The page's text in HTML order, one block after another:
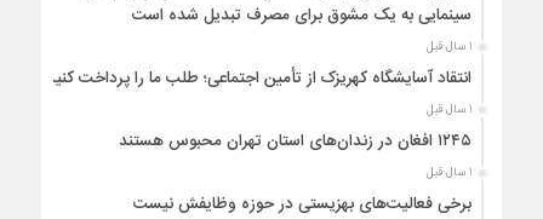
سینمایی به یک مشوق برای مصرف تبدیل شده است
1 سال قبل
انتقاد آسایشگاه کهریزک از تأمین اجتماعی؛ طلب ما را پرداخت کنید
1 سال قبل
۱۲۴۵ افغان در زندان‌های استان تهران محبوس هستند
1 سال قبل
برخی فعالیت‌های بهزیستی در حوزه وظایفش نیست